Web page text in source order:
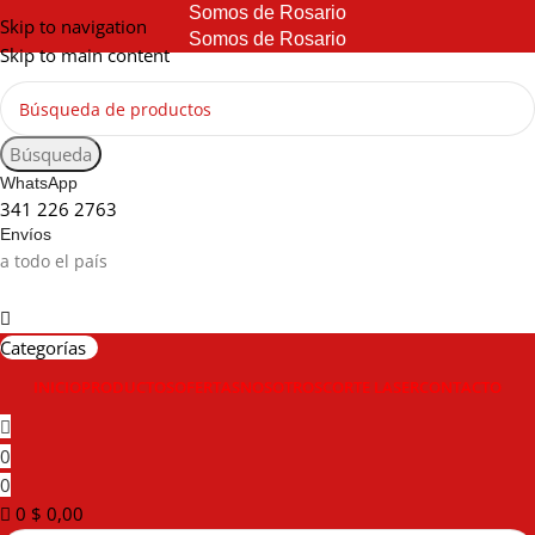
Skip to navigation
Skip to main content
Somos de Rosario
Somos de Rosario
Búsqueda
WhatsApp
341 226 2763
Envíos
a todo el país
Categorías
INICIOPRODUCTOSOFERTASNOSOTROSCORTE LASERCONTACTO
0
0
0 $ 0,00